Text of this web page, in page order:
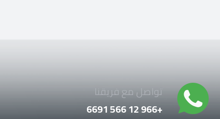
تواصل مع فريقنا
6691 566 12 966+